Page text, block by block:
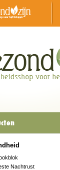
Nachtrust